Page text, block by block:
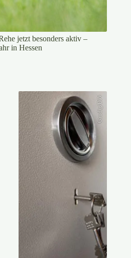
jetzt besonders aktiv –
in Hessen
Gaudig/DJV